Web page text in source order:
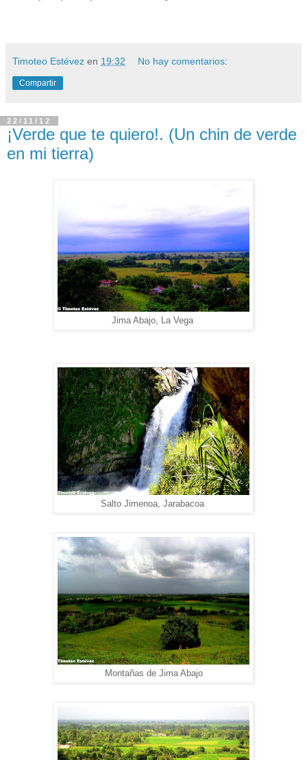
Timoteo Estévez en 19:32 No hay comentarios:
Compartir
22/11/12
¡Verde que te quiero!. (Un chin de verde
en mi tierra)
Jima Abajo, La Vega
Salto Jimenoa, Jarabacoa
Montañas de Jima Abajo